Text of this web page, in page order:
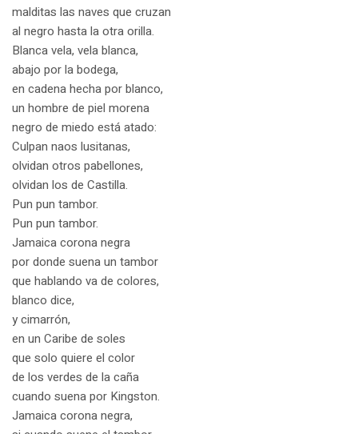
malditas las naves que cruzan
al negro hasta la otra orilla.
Blanca vela, vela blanca,
abajo por la bodega,
en cadena hecha por blanco,
un hombre de piel morena
negro de miedo está atado:
Culpan naos lusitanas,
olvidan otros pabellones,
olvidan los de Castilla.
Pun pun tambor.
Pun pun tambor.
Jamaica corona negra
por donde suena un tambor
que hablando va de colores,
blanco dice,
y cimarrón,
en un Caribe de soles
que solo quiere el color
de los verdes de la caña
cuando suena por Kingston.
Jamaica corona negra,